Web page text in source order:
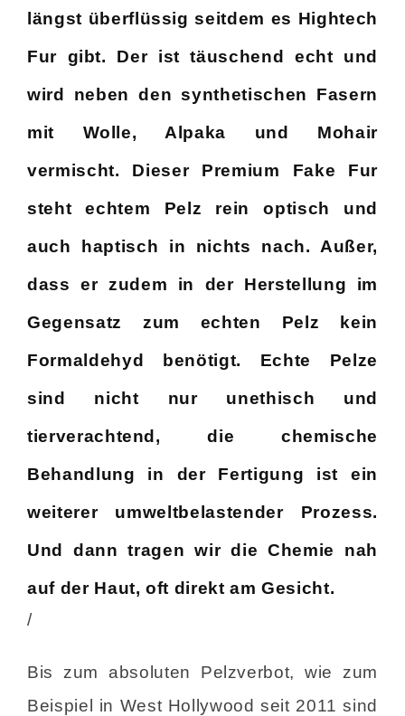
längst überflüssig seitdem es Hightech
Fur gibt. Der ist täuschend echt und
wird neben den synthetischen Fasern
mit Wolle, Alpaka und Mohair
vermischt. Dieser Premium Fake Fur
steht echtem Pelz rein optisch und
auch haptisch in nichts nach. Außer,
dass er zudem in der Herstellung im
Gegensatz zum echten Pelz kein
Formaldehyd benötigt. Echte Pelze
sind nicht nur unethisch und
tierverachtend, die chemische
Behandlung in der Fertigung ist ein
weiterer umweltbelastender Prozess.
Und dann tragen wir die Chemie nah
auf der Haut, oft direkt am Gesicht.
/
Bis zum absoluten Pelzverbot, wie zum
Beispiel in West Hollywood seit 2011 sind